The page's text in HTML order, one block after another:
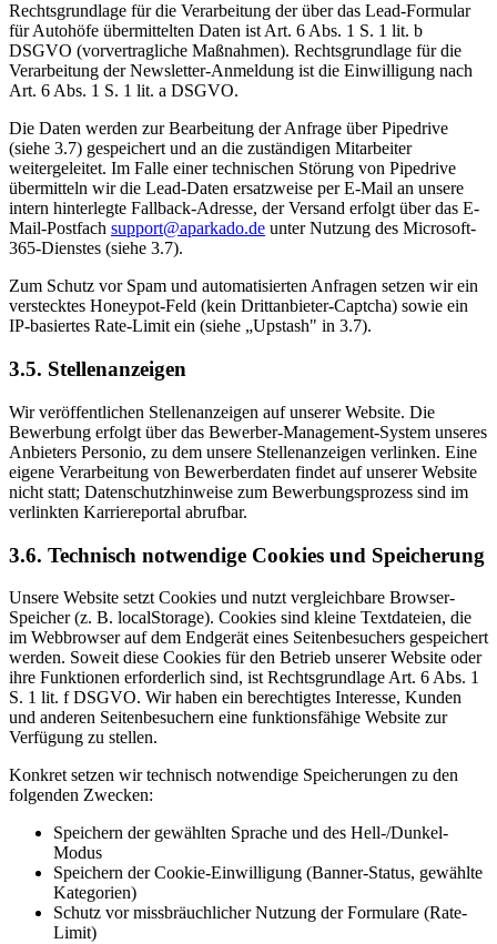
Rechtsgrundlage für die Verarbeitung der über das Lead-Formular
für Autohöfe übermittelten Daten ist Art. 6 Abs. 1 S. 1 lit. b
DSGVO (vorvertragliche Maßnahmen). Rechtsgrundlage für die
Verarbeitung der Newsletter-Anmeldung ist die Einwilligung nach
Art. 6 Abs. 1 S. 1 lit. a DSGVO.
Die Daten werden zur Bearbeitung der Anfrage über Pipedrive
(siehe 3.7) gespeichert und an die zuständigen Mitarbeiter
weitergeleitet. Im Falle einer technischen Störung von Pipedrive
übermitteln wir die Lead-Daten ersatzweise per E-Mail an unsere
intern hinterlegte Fallback-Adresse, der Versand erfolgt über das E-
Mail-Postfach support@aparkado.de unter Nutzung des Microsoft-
365-Dienstes (siehe 3.7).
Zum Schutz vor Spam und automatisierten Anfragen setzen wir ein
verstecktes Honeypot-Feld (kein Drittanbieter-Captcha) sowie ein
IP-basiertes Rate-Limit ein (siehe „Upstash" in 3.7).
3.5. Stellenanzeigen
Wir veröffentlichen Stellenanzeigen auf unserer Website. Die
Bewerbung erfolgt über das Bewerber-Management-System unseres
Anbieters Personio, zu dem unsere Stellenanzeigen verlinken. Eine
eigene Verarbeitung von Bewerberdaten findet auf unserer Website
nicht statt; Datenschutzhinweise zum Bewerbungsprozess sind im
verlinkten Karriereportal abrufbar.
3.6. Technisch notwendige Cookies und Speicherung
Unsere Website setzt Cookies und nutzt vergleichbare Browser-
Speicher (z. B. localStorage). Cookies sind kleine Textdateien, die
im Webbrowser auf dem Endgerät eines Seitenbesuchers gespeichert
werden. Soweit diese Cookies für den Betrieb unserer Website oder
ihre Funktionen erforderlich sind, ist Rechtsgrundlage Art. 6 Abs. 1
S. 1 lit. f DSGVO. Wir haben ein berechtigtes Interesse, Kunden
und anderen Seitenbesuchern eine funktionsfähige Website zur
Verfügung zu stellen.
Konkret setzen wir technisch notwendige Speicherungen zu den
folgenden Zwecken:
Speichern der gewählten Sprache und des Hell-/Dunkel-
Modus
Speichern der Cookie-Einwilligung (Banner-Status, gewählte
Kategorien)
Schutz vor missbräuchlicher Nutzung der Formulare (Rate-
Limit)